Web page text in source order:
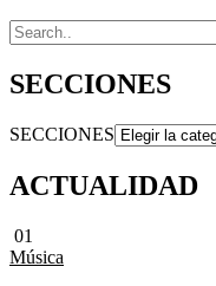
SECCIONES
SECCIONES
ACTUALIDAD
01
Música